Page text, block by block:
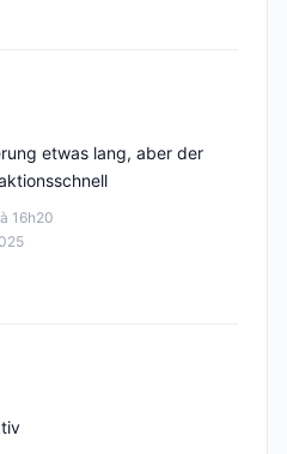
16h20
etwas lang, aber der